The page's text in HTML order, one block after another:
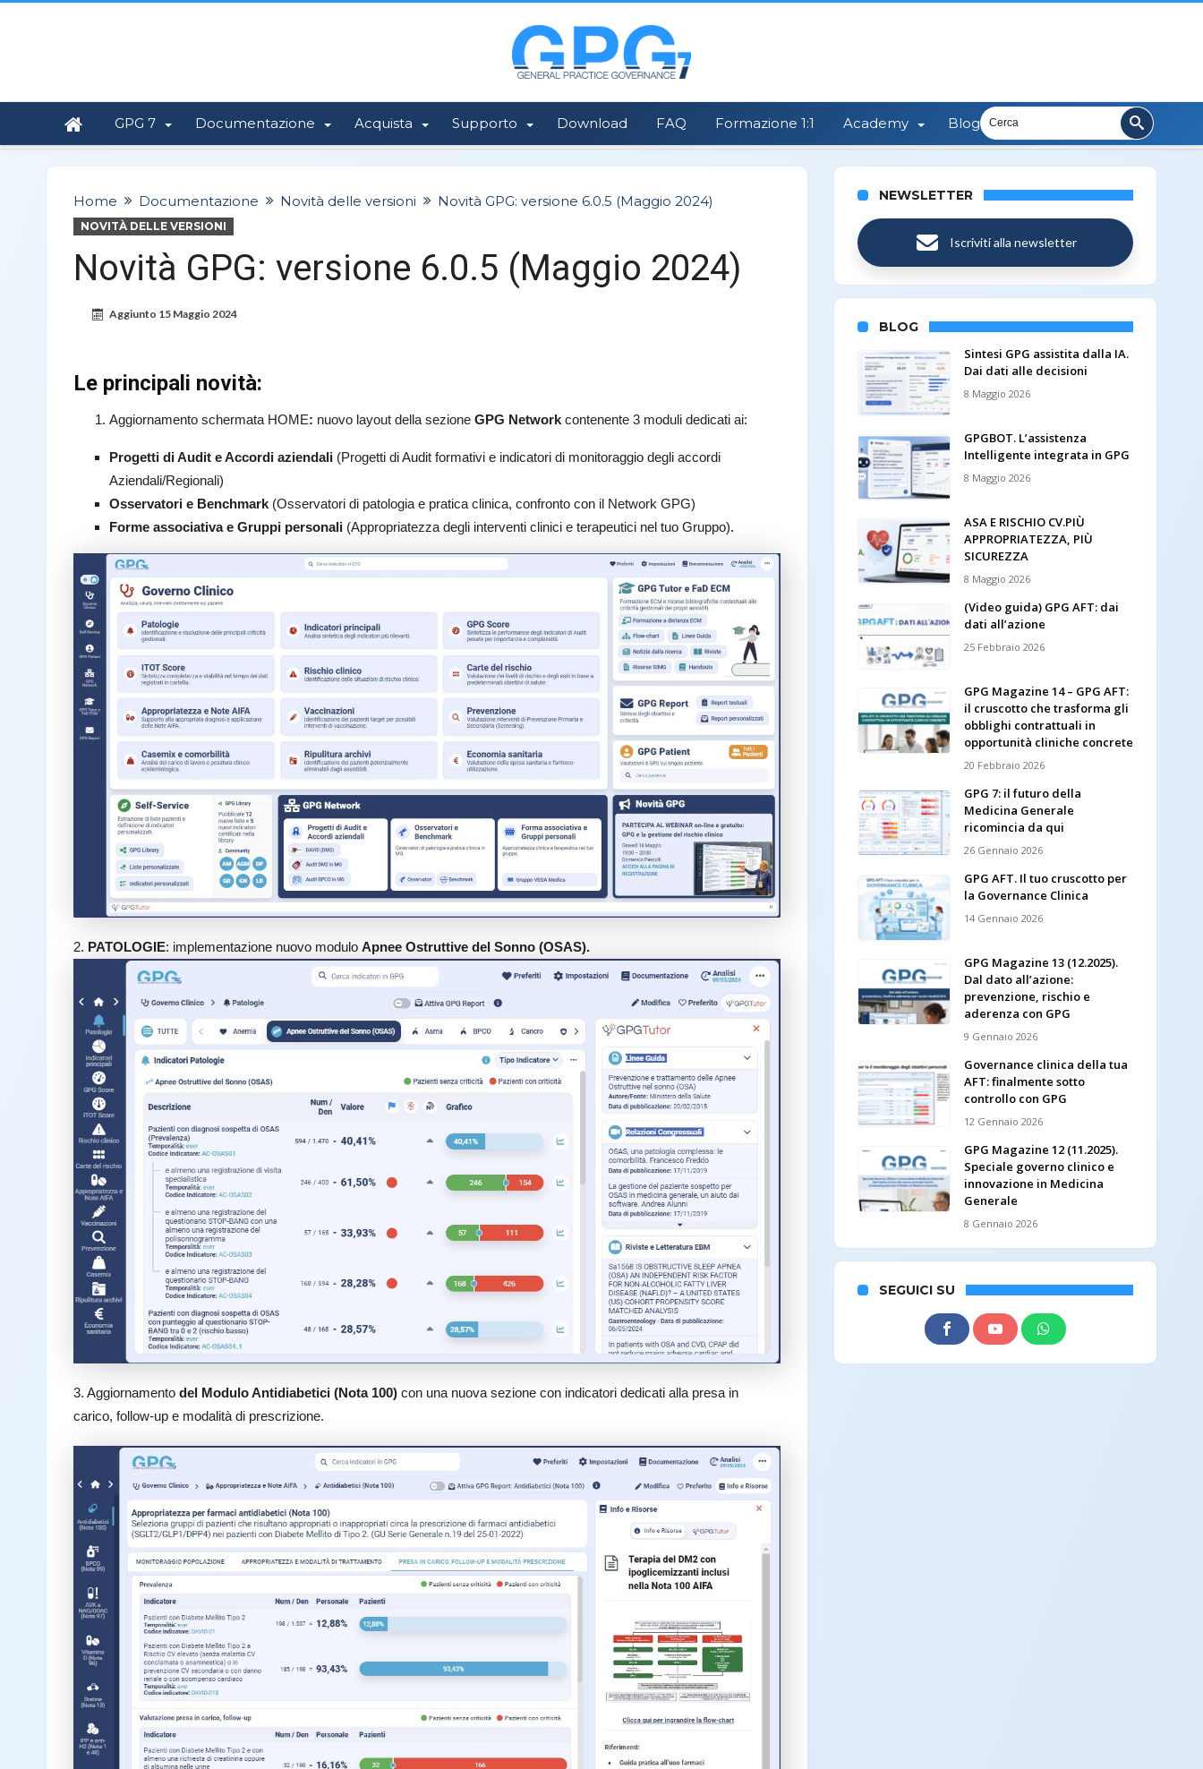
GPG 7 Documentazione Acquista Supporto Download FAQ Formazione 1:1 Academy Blog
Home Documentazione Novità delle versioni Novità GPG: versione 6.0.5 (Maggio 2024)
NOVITÀ DELLE VERSIONI
Novità GPG: versione 6.0.5 (Maggio 2024)
Aggiunto 15 Maggio 2024
Le principali novità:
Aggiornamento schermata HOME: nuovo layout della sezione GPG Network contenente 3 moduli dedicati ai:
Progetti di Audit e Accordi aziendali (Progetti di Audit formativi e indicatori di monitoraggio degli accordi
Aziendali/Regionali)
Osservatori e Benchmark (Osservatori di patologia e pratica clinica, confronto con il Network GPG)
Forme associativa e Gruppi personali (Appropriatezza degli interventi clinici e terapeutici nel tuo Gruppo).
2. PATOLOGIE: implementazione nuovo modulo Apnee Ostruttive del Sonno (OSAS).
3. Aggiornamento del Modulo Antidiabetici (Nota 100) con una nuova sezione con indicatori dedicati alla presa in
carico, follow-up e modalità di prescrizione.
NEWSLETTER
Iscriviti alla newsletter
BLOG
Sintesi GPG assistita dalla IA.
Dai dati alle decisioni
8 Maggio 2026
GPGBOT. L’assistenza
Intelligente integrata in GPG
8 Maggio 2026
ASA E RISCHIO CV.PIÙ
APPROPRIATEZZA, PIÙ
SICUREZZA
8 Maggio 2026
(Video guida) GPG AFT: dai
dati all’azione
25 Febbraio 2026
GPG Magazine 14 – GPG AFT:
il cruscotto che trasforma gli
obblighi contrattuali in
opportunità cliniche concrete
20 Febbraio 2026
GPG 7: il futuro della
Medicina Generale
ricomincia da qui
26 Gennaio 2026
GPG AFT. Il tuo cruscotto per
la Governance Clinica
14 Gennaio 2026
GPG Magazine 13 (12.2025).
Dal dato all’azione:
prevenzione, rischio e
aderenza con GPG
9 Gennaio 2026
Governance clinica della tua
AFT: finalmente sotto
controllo con GPG
12 Gennaio 2026
GPG Magazine 12 (11.2025).
Speciale governo clinico e
innovazione in Medicina
Generale
8 Gennaio 2026
SEGUICI SU